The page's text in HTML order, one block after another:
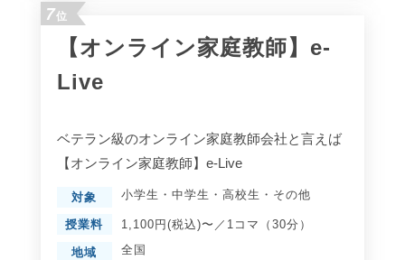
7位
【オンライン家庭教師】e-
Live
ベテラン級のオンライン家庭教師会社と言えば
【オンライン家庭教師】e-Live
対象 小学生 ・ 中学生 ・ 高校生 ・ その他
授業料 1,100円(税込)〜／1コマ（30分）
地域 全国